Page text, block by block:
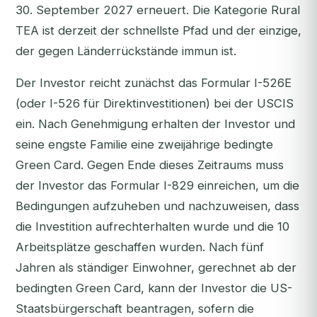
30. September 2027 erneuert. Die Kategorie Rural
TEA ist derzeit der schnellste Pfad und der einzige,
der gegen Länderrückstände immun ist.
Der Investor reicht zunächst das Formular I-526E
(oder I-526 für Direktinvestitionen) bei der USCIS
ein. Nach Genehmigung erhalten der Investor und
seine engste Familie eine zweijährige bedingte
Green Card. Gegen Ende dieses Zeitraums muss
der Investor das Formular I-829 einreichen, um die
Bedingungen aufzuheben und nachzuweisen, dass
die Investition aufrechterhalten wurde und die 10
Arbeitsplätze geschaffen wurden. Nach fünf
Jahren als ständiger Einwohner, gerechnet ab der
bedingten Green Card, kann der Investor die US-
Staatsbürgerschaft beantragen, sofern die